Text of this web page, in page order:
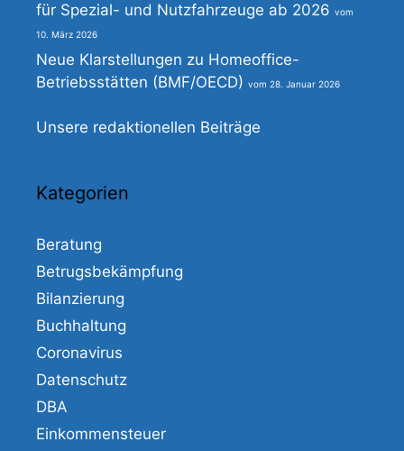
für Spezial- und Nutzfahrzeuge ab 2026
10. März 2026
Neue Klarstellungen zu Homeoffice-
Betriebsstätten (BMF/OECD)
28. Januar 2026
Unsere redaktionellen Beiträge
Kategorien
Beratung
Betrugsbekämpfung
Bilanzierung
Buchhaltung
Coronavirus
Datenschutz
DBA
Einkommensteuer